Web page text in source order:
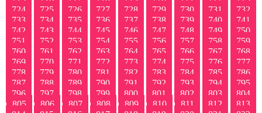
724
725 726 727 728 729 730 731
732
733
734 735 736 737 738 739 740
741
742
743 744 745 746 747 748 749
750
751
752 753 754 755 756 757 758
759
760
761 762 763 764 765 766 767
768
769
770 771 772 773 774 775 776
777
778
779 780 781 782 783 784 785
786
787
788 789 790 791 792 793 794
795
796
797 798 799 800 801 802 803
804
805
806 807 808 809 810 811 812
813